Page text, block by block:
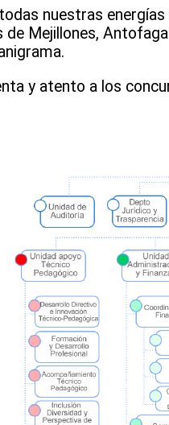
nuestras
de Mejillones,
y atento a los